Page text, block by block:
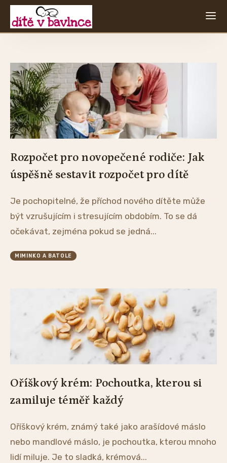
Rozpočet pro novopečené rodiče: Jak
úspěšně sestavit rozpočet pro dítě
Je pochopitelné, že příchod nového dítěte může
být vzrušujícím i stresujícím obdobím. To se dá
očekávat, zejména pokud se jedná...
MIMINKO A BATOLE
Oříškový krém: Pochoutka, kterou si
zamiluje téměř každý
Oříškový krém, známý také jako arašídové máslo
nebo mandlové máslo, je pochoutka, kterou mnoho
lidí miluje. Je to sladká, krémová...